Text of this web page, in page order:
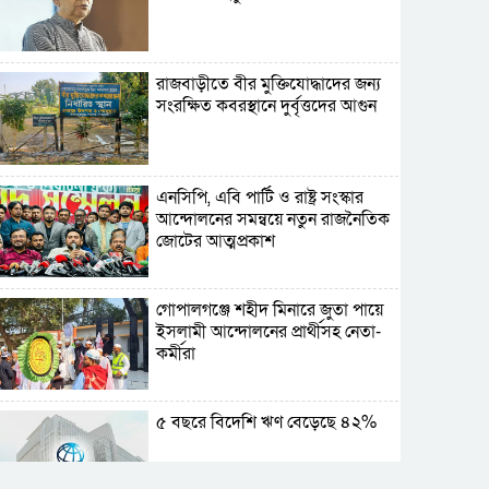
রাজবাড়ীতে বীর মুক্তিযোদ্ধাদের জন্য
সংরক্ষিত কবরস্থানে দুর্বৃত্তদের আগুন
এনসিপি, এবি পার্টি ও রাষ্ট্র সংস্কার
আন্দোলনের সমন্বয়ে নতুন রাজনৈতিক
জোটের আত্মপ্রকাশ
গোপালগঞ্জে শহীদ মিনারে জুতা পায়ে
ইসলামী আন্দোলনের প্রার্থীসহ নেতা-
কর্মীরা
৫ বছরে বিদেশি ঋণ বেড়েছে ৪২%